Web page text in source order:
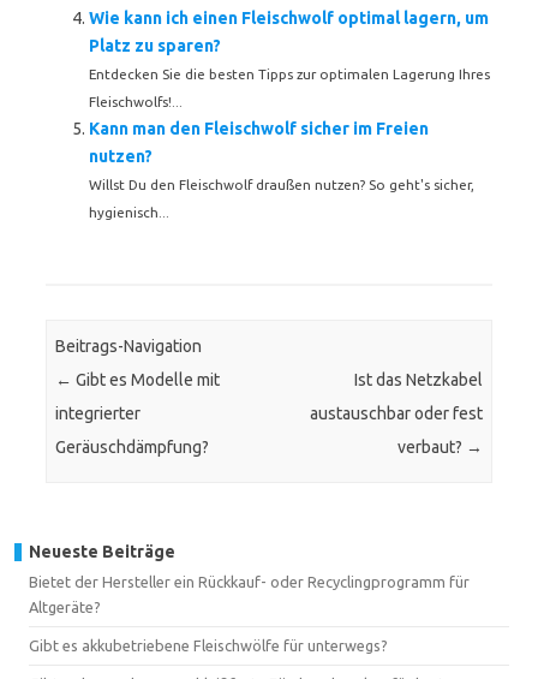
Wie kann ich einen Fleischwolf optimal lagern, um
Platz zu sparen?
Entdecken Sie die besten Tipps zur optimalen Lagerung Ihres
Fleischwolfs!...
Kann man den Fleischwolf sicher im Freien
nutzen?
Willst Du den Fleischwolf draußen nutzen? So geht's sicher,
hygienisch...
Beitrags-Navigation
← Gibt es Modelle mit
integrierter
Geräuschdämpfung?
Ist das Netzkabel
austauschbar oder fest
verbaut? →
Neueste Beiträge
Bietet der Hersteller ein Rückkauf- oder Recyclingprogramm für
Altgeräte?
Gibt es akkubetriebene Fleischwölfe für unterwegs?